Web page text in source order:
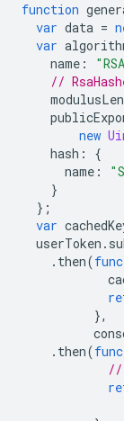
function
var data =
var
name :
//
new
hash :
{
name :
}
};
var
userToken .
. then(
},
. then(
//